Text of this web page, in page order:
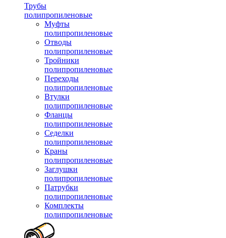
Трубы
полипропиленовые
Муфты
полипропиленовые
Отводы
полипропиленовые
Тройники
полипропиленовые
Переходы
полипропиленовые
Втулки
полипропиленовые
Фланцы
полипропиленовые
Седелки
полипропиленовые
Краны
полипропиленовые
Заглушки
полипропиленовые
Патрубки
полипропиленовые
Комплекты
полипропиленовые